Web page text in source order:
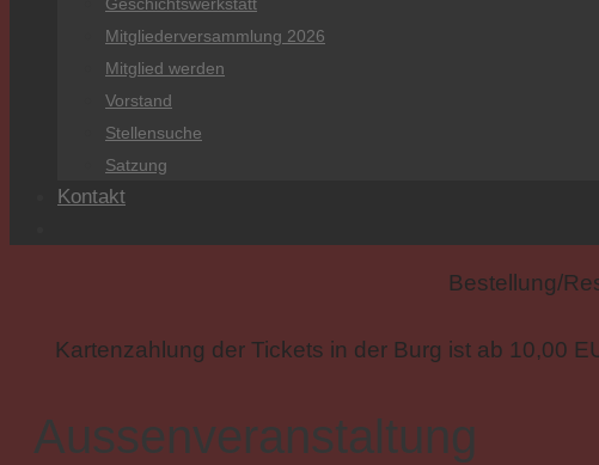
Mitgliederversammlung 2026
Mitglied werden
Vorstand
Stellensuche
Satzung
Kontakt
Bestellung/
Kartenzahlung der Tickets in der Burg ist ab 10,00
Aussenveranstaltung